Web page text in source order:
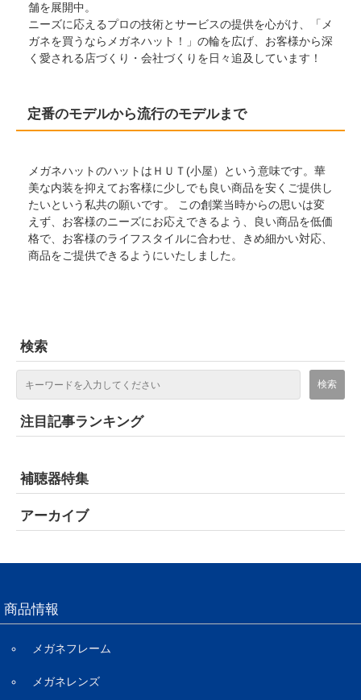
舗を展開中。
ニーズに応えるプロの技術とサービスの提供を心がけ、「メ
ガネを買うならメガネハット！」の輪を広げ、お客様から深
く愛される店づくり・会社づくりを日々追及しています！
定番のモデルから流行のモデルまで
メガネハットのハットはＨＵＴ(小屋）という意味です。華
美な内装を抑えてお客様に少しでも良い商品を安くご提供し
たいという私共の願いです。 この創業当時からの思いは変
えず、お客様のニーズにお応えできるよう、良い商品を低価
格で、お客様のライフスタイルに合わせ、きめ細かい対応、
商品をご提供できるようにいたしました。
検索
注目記事ランキング
補聴器特集
アーカイブ
商品情報
メガネフレーム
メガネレンズ